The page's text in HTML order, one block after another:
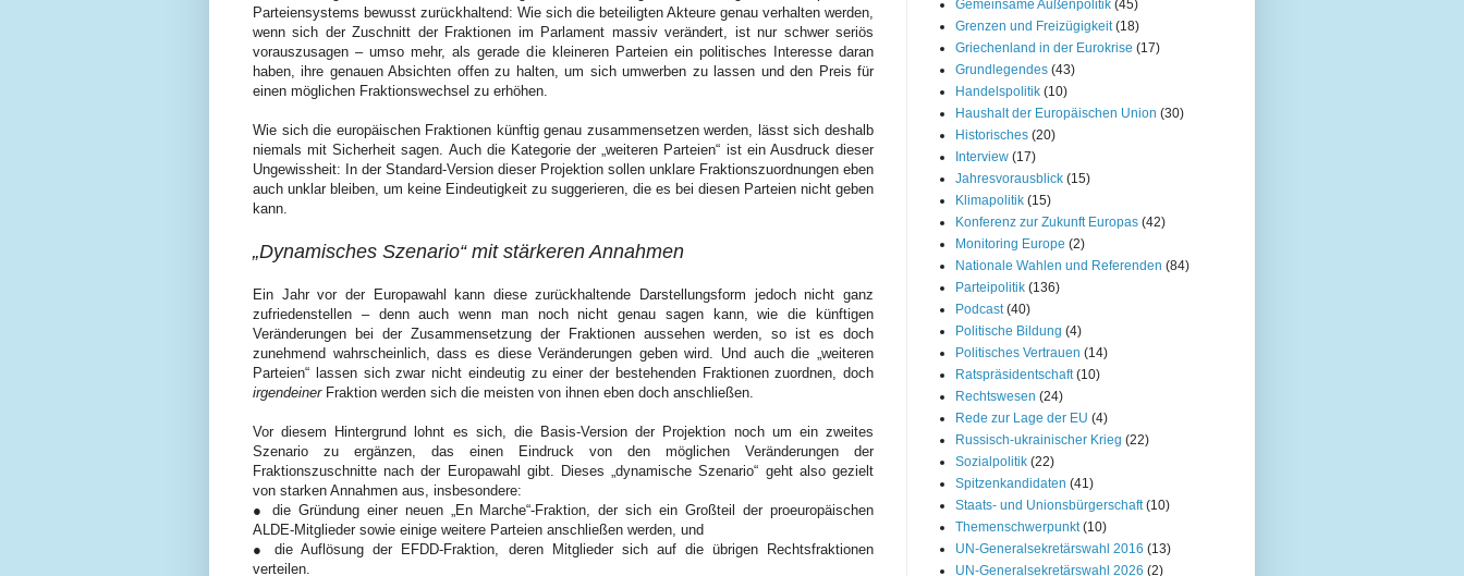
Parteiensystems bewusst zurückhaltend: Wie sich die beteiligten Akteure genau verhalten werden,
wenn sich der Zuschnitt der Fraktionen im Parlament massiv verändert, ist nur schwer seriös
vorauszusagen – umso mehr, als gerade die kleineren Parteien ein politisches Interesse daran
haben, ihre genauen Absichten offen zu halten, um sich umwerben zu lassen und den Preis für
einen möglichen Fraktionswechsel zu erhöhen.
Wie sich die europäischen Fraktionen künftig genau zusammensetzen werden, lässt sich deshalb
niemals mit Sicherheit sagen. Auch die Kategorie der „weiteren Parteien“ ist ein Ausdruck dieser
Ungewissheit: In der Standard-Version dieser Projektion sollen unklare Fraktionszuordnungen eben
auch unklar bleiben, um keine Eindeutigkeit zu suggerieren, die es bei diesen Parteien nicht geben
kann.
„Dynamisches Szenario“ mit stärkeren Annahmen
Ein Jahr vor der Europawahl kann diese zurückhaltende Darstellungsform jedoch nicht ganz
zufriedenstellen – denn auch wenn man noch nicht genau sagen kann, wie die künftigen
Veränderungen bei der Zusammensetzung der Fraktionen aussehen werden, so ist es doch
zunehmend wahrscheinlich, dass es diese Veränderungen geben wird. Und auch die „weiteren
Parteien“ lassen sich zwar nicht eindeutig zu einer der bestehenden Fraktionen zuordnen, doch
irgendeiner Fraktion werden sich die meisten von ihnen eben doch anschließen.
Vor diesem Hintergrund lohnt es sich, die Basis-Version der Projektion noch um ein zweites
Szenario zu ergänzen, das einen Eindruck von den möglichen Veränderungen der
Fraktionszuschnitte nach der Europawahl gibt. Dieses „dynamische Szenario“ geht also gezielt
von starken Annahmen aus, insbesondere:
● die Gründung einer neuen „En Marche“-Fraktion, der sich ein Großteil der proeuropäischen
ALDE-Mitglieder sowie einige weitere Parteien anschließen werden, und
● die Auflösung der EFDD-Fraktion, deren Mitglieder sich auf die übrigen Rechtsfraktionen
verteilen.
Gemeinsame Außenpolitik (45)
Grenzen und Freizügigkeit (18)
Griechenland in der Eurokrise (17)
Grundlegendes (43)
Handelspolitik (10)
Haushalt der Europäischen Union (30)
Historisches (20)
Interview (17)
Jahresvorausblick (15)
Klimapolitik (15)
Konferenz zur Zukunft Europas (42)
Monitoring Europe (2)
Nationale Wahlen und Referenden (84)
Parteipolitik (136)
Podcast (40)
Politische Bildung (4)
Politisches Vertrauen (14)
Ratspräsidentschaft (10)
Rechtswesen (24)
Rede zur Lage der EU (4)
Russisch-ukrainischer Krieg (22)
Sozialpolitik (22)
Spitzenkandidaten (41)
Staats- und Unionsbürgerschaft (10)
Themenschwerpunkt (10)
UN-Generalsekretärswahl 2016 (13)
UN-Generalsekretärswahl 2026 (2)